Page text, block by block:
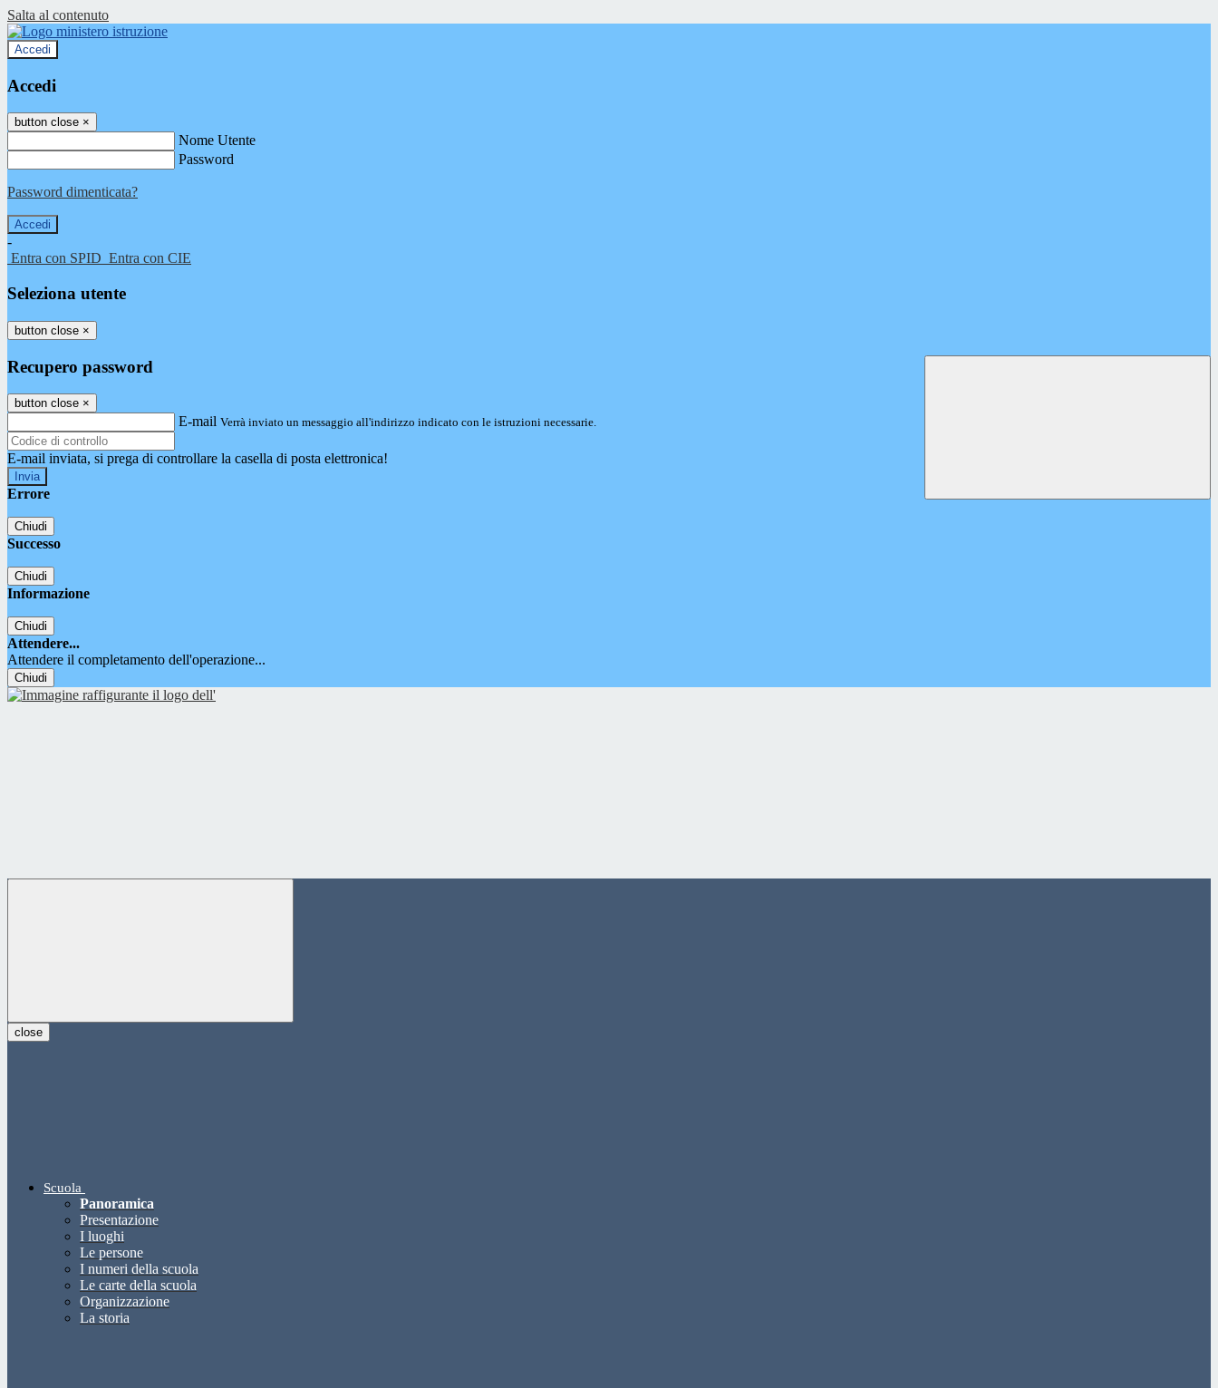
Salta al contenuto
Accedi
Accedi
button close ×
Nome Utente
Password
Password dimenticata?
-
Entra con SPID Entra con CIE
Seleziona utente
button close ×
Recupero password
button close ×
E-mail Verrà inviato un messaggio all'indirizzo indicato con le istruzioni necessarie.
E-mail inviata, si prega di controllare la casella di posta elettronica!
Errore
Chiudi
Successo
Chiudi
Informazione
Chiudi
Attendere...
Attendere il completamento dell'operazione...
Chiudi
close
Scuola
Panoramica
Presentazione
I luoghi
Le persone
I numeri della scuola
Le carte della scuola
Organizzazione
La storia